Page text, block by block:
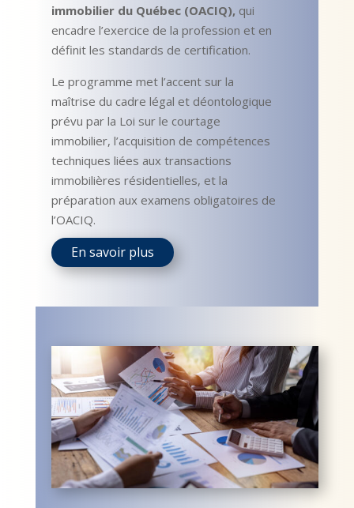
immobilier du Québec (OACIQ), qui
encadre l’exercice de la profession et en
définit les standards de certification.
Le programme met l’accent sur la
maîtrise du cadre légal et déontologique
prévu par la Loi sur le courtage
immobilier, l’acquisition de compétences
techniques liées aux transactions
immobilières résidentielles, et la
préparation aux examens obligatoires de
l’OACIQ.
En savoir plus